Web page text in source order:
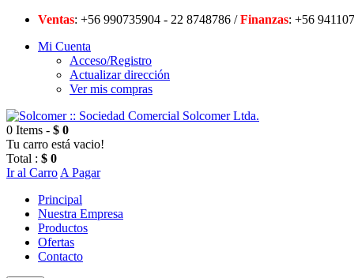
Ventas: +56 990735904 - 22 8748786 /Finanzas: +56
Mi Cuenta
Acceso/Registro
Actualizar dirección
Ver mis compras
0 Items - $ 0
Tu carro está vacio!
Total : $ 0
Ir al Carro A Pagar
Principal
Nuestra Empresa
Productos
Ofertas
Contacto